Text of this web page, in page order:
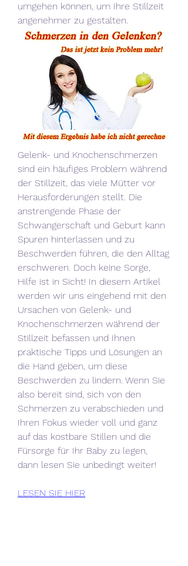
umgehen können, um Ihre Stillzeit
angenehmer zu gestalten.
Gelenk- und Knochenschmerzen
sind ein häufiges Problem während
der Stillzeit, das viele Mütter vor
Herausforderungen stellt. Die
anstrengende Phase der
Schwangerschaft und Geburt kann
Spuren hinterlassen und zu
Beschwerden führen, die den Alltag
erschweren. Doch keine Sorge,
Hilfe ist in Sicht! In diesem Artikel
werden wir uns eingehend mit den
Ursachen von Gelenk- und
Knochenschmerzen während der
Stillzeit befassen und Ihnen
praktische Tipps und Lösungen an
die Hand geben, um diese
Beschwerden zu lindern. Wenn Sie
also bereit sind, sich von den
Schmerzen zu verabschieden und
Ihren Fokus wieder voll und ganz
auf das kostbare Stillen und die
Fürsorge für Ihr Baby zu legen,
dann lesen Sie unbedingt weiter!
LESEN SIE HIER